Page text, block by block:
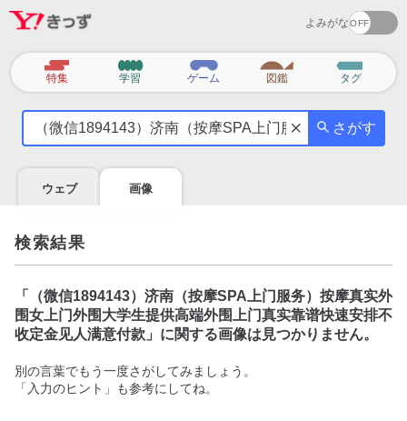
よみがな
カ
テ
特集 学習 ゲーム 図鑑 タグ
気
を
調
べ
よ
う
さがす
ウェブ 画像
検索結果
「
（微信1894143）济南（按摩SPA上门服务）按摩真实外
围女上门外围大学生提供高端外围上门真实靠谱快速安排不
收定金见人满意付款 」に関する画像は見つかりません。
別の言葉でもう一度さがしてみましょう。
「入力のヒント」も参考にしてね。